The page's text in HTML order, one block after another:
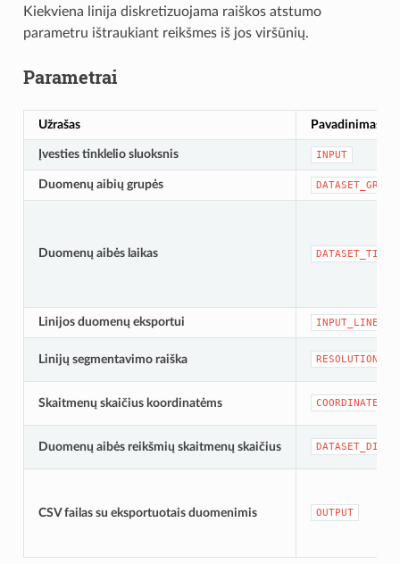
Kiekviena linija diskretizuojama raiškos atstumo
parametru ištraukiant reikšmes iš jos viršūnių.
Parametrai
Užrašas Pavadinimas
Įvesties tinklelio sluoksnis INPUT
Duomenų aibių grupės
Duomenų aibės laikas DATASET_TIME
Linijos duomenų eksportui INPUT_LINES
Linijų segmentavimo raiška RESOLUTION
Skaitmenų skaičius koordinatėms
Duomenų aibės reikšmių skaitmenų skaičius
CSV failas su eksportuotais duomenimis OUTPUT